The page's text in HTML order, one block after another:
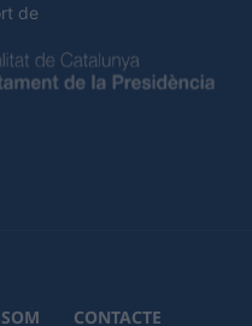
de
CONTACTE